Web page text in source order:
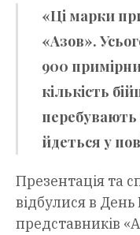
«Ці марки
«Азов».
900
кількість
перебувають
йдеться у
Презентація та
відбулися в День
представників